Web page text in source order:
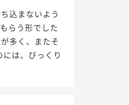
込まないよう
らう形でした
多く、またそ
は、びっくり